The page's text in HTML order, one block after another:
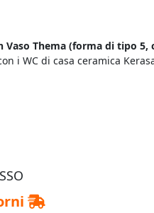
Vaso Thema (forma di tipo 5,
i WC di casa ceramica